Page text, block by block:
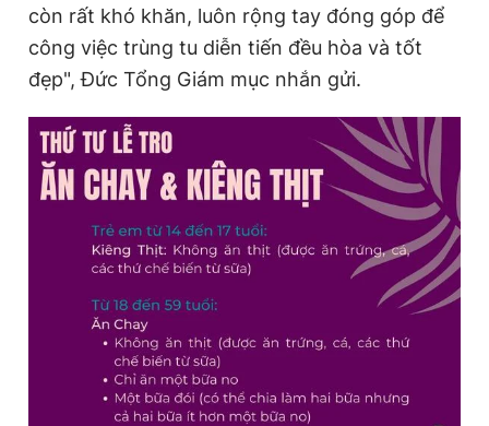
còn rất khó khăn, luôn rộng tay đóng góp để
công việc trùng tu diễn tiến đều hòa và tốt
đẹp", Đức Tổng Giám mục nhắn gửi.